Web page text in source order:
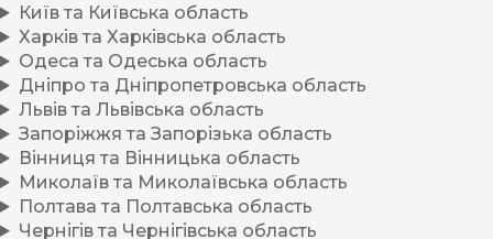
Київ та Київська область
Харків та Харківська область
Одеса та Одеська область
Дніпро та Дніпропетровська область
Львів та Львівська область
Запоріжжя та Запорізька область
Вінниця та Вінницька область
Миколаїв та Миколаївська область
Полтава та Полтавська область
Чернігів та Чернігівська область